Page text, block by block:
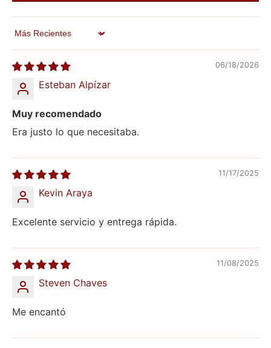
Sort by
06/18/2026
Esteban Alpízar
Muy recomendado
Era justo lo que necesitaba.
11/17/2025
Kevin Araya
Excelente servicio y entrega rápida.
11/08/2025
Steven Chaves
Me encantó